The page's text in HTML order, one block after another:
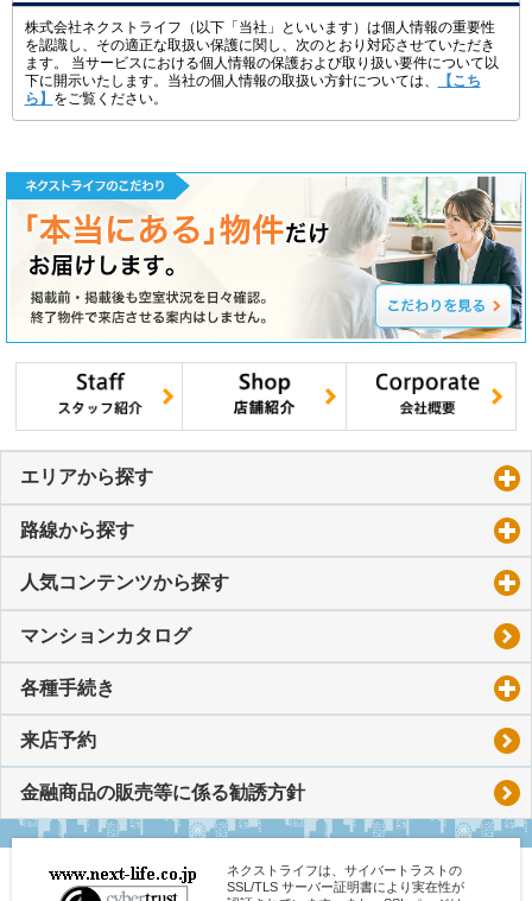
株式会社ネクストライフ（以下「当社」といいます）は個人情報の重要性
を認識し、その適正な取扱い保護に関し、次のとおり対応させていただき
ます。 当サービスにおける個人情報の保護および取り扱い要件について以
下に開示いたします。当社の個人情報の取扱い方針については、
【こち
ら】
をご覧ください。
エリアから探す
路線から探す
人気コンテンツから探す
マンションカタログ
各種手続き
来店予約
金融商品の販売等に係る勧誘方針
ネクストライフは、サイバートラストの
SSL/TLS サーバー証明書により実在性が